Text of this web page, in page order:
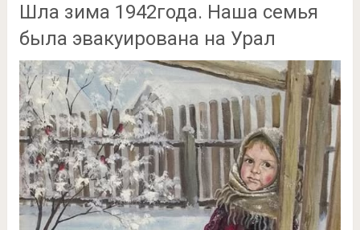
Шла зима 1942года. Наша семья
была эвакуирована на Урал